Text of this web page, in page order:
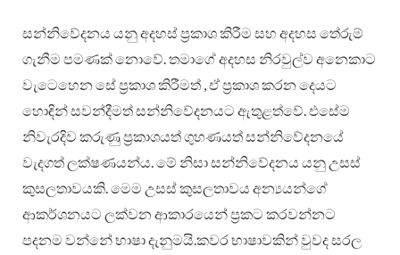
සන්නිවේදනය යනු අදහස් ප්‍රකාශ කිරීම සහ අදහස තේරුම්
ගැනීම පමණක් නොවේ. තමාගේ අදහස නිරවුල්ව අනෙකාට
වැටෙහෙන සේ ප්‍රකාශ කිරීමත් , ඒ ප්‍රකාශ කරන දෙයට
හොඳින් සවන්දීමත් සන්නිවේදනයට ඇතුළත්වේ. එසේම
නිවැරදිව කරුණු ප්‍රකාශයත් ගුහණයත් සන්නිවේදනයේ
වැදගත් ලක්ෂණයන්ය. මේ නිසා සන්නිවේදනය යනු උසස්
කුසලතාවයකි. මෙම උසස් කුසලතාවය අන්‍යයන්ගේ
ආකර්ශනයට ලක්වන ආකාරයෙන් ප්‍රකට කරවන්නට
පදනම වන්නේ භාෂා දැනුමයි.කවර භාෂාවකින් වුවද සරල